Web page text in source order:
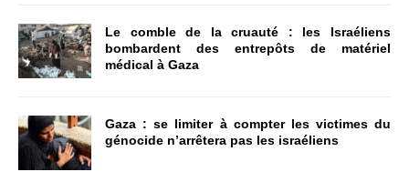
Le comble de la cruauté : les Israéliens
bombardent des entrepôts de matériel
médical à Gaza
Gaza : se limiter à compter les victimes du
génocide n’arrêtera pas les israéliens